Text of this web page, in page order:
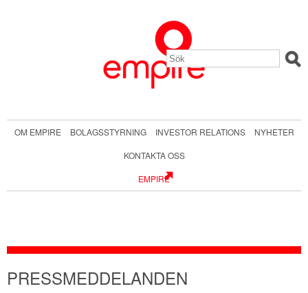
OM EMPIRE BOLAGSSTYRNING INVESTOR RELATIONS
NYHETER
KONTAKTA OSS
EMPIRE
PRESSMEDDELANDEN